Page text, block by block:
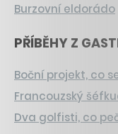
Burzovní eldorádo
PŘÍBĚHY Z
Boční projekt, co
Francouzský
Dva golfisti, co